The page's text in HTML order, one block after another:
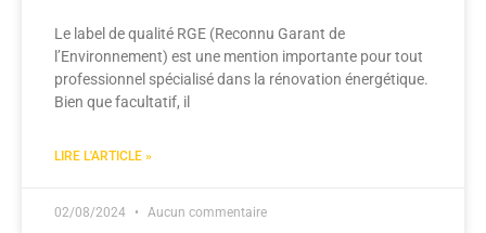
Le label de qualité RGE (Reconnu Garant de
l’Environnement) est une mention importante pour tout
professionnel spécialisé dans la rénovation énergétique.
Bien que facultatif, il
LIRE L'ARTICLE »
02/08/2024 Aucun commentaire